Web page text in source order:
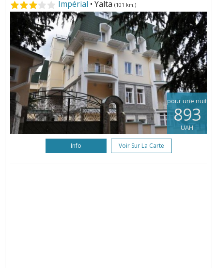
Impérial • Yalta (101 km.)
pour une nuit
893
UAH
Info Voir Sur La Carte